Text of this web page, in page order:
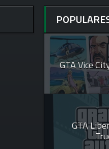
GTA Vice
GTA